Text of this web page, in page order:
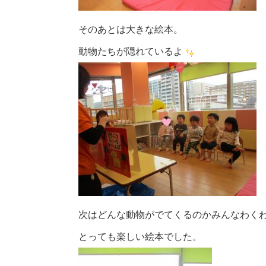
そのあとは大きな絵本。
動物たちが隠れているよ
次はどんな動物がでてくるのかみんなわく
とっても楽しい絵本でした。